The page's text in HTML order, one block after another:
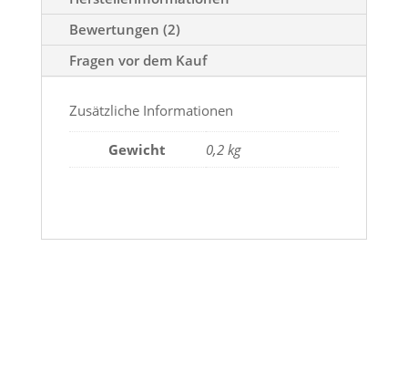
Bewertungen (2)
Fragen vor dem Kauf
Zusätzliche Informationen
Gewicht 0,2 kg